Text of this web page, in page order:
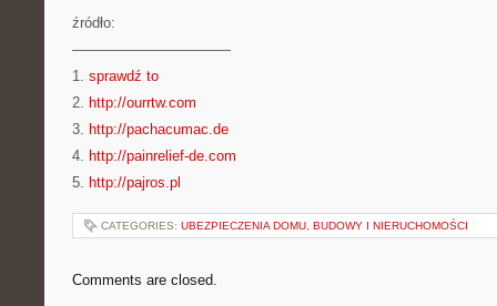
źródło:
———————————
1. sprawdź to
2. http://ourrtw.com
3. http://pachacumac.de
4. http://painrelief-de.com
5. http://pajros.pl
CATEGORIES: UBEZPIECZENIA DOMU, BUDOWY I NIERUCHOMOŚCI
Comments are closed.